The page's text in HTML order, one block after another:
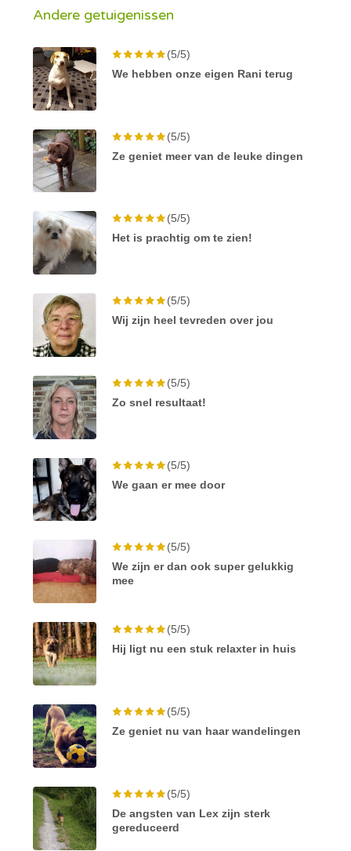
Andere getuigenissen
(5/5)
We hebben onze eigen Rani terug
(5/5)
Ze geniet meer van de leuke dingen
(5/5)
Het is prachtig om te zien!
(5/5)
Wij zijn heel tevreden over jou
(5/5)
Zo snel resultaat!
(5/5)
We gaan er mee door
(5/5)
We zijn er dan ook super gelukkig
mee
(5/5)
Hij ligt nu een stuk relaxter in huis
(5/5)
Ze geniet nu van haar wandelingen
(5/5)
De angsten van Lex zijn sterk
gereduceerd